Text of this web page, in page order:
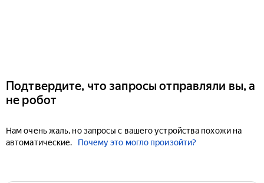
Подтвердите, что запросы отправляли вы, а
не робот
Нам очень жаль, но запросы с вашего устройства похожи на
автоматические.
Почему это могло произойти?